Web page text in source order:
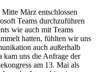
März entschlossen
Teams durchzuführen
wie auch mit Teams
hatten, fühlten wir uns
auch außerhalb
kam uns die Anfrage der
am 13. Mai als